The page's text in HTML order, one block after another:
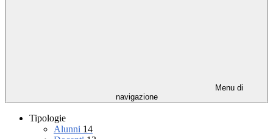
Menu di
navigazione
Tipologie
Alunni 14